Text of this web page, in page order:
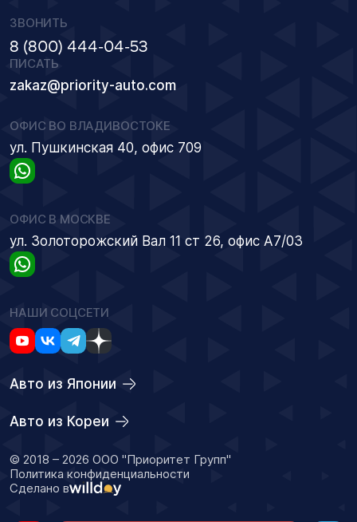
ЗВОНИТЬ
8 (800) 444-04-53
ПИСАТЬ
zakaz@priority-auto.com
ОФИС ВО ВЛАДИВОСТОКЕ
ул. Пушкинская 40, офис 709
ОФИС В МОСКВЕ
ул. Золоторожский Вал 11 ст 26, офис А7/03
НАШИ СОЦСЕТИ
Авто из Японии
Авто из Кореи
© 2018 – 2026 ООО "Приоритет Групп"
Политика конфиденциальности
Сделано в